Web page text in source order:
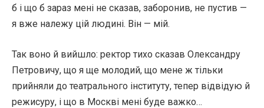
б і що б зараз мені не сказав, заборонив, не пустив —
я вже належу цій людині. Він — мій.
Так воно й вийшло: ректор тихо сказав Олександру
Петровичу, що я ще молодий, що мене ж тільки
прийняли до театрального інституту, тепер відвідую й
режисуру, і що в Москві мені буде важко…